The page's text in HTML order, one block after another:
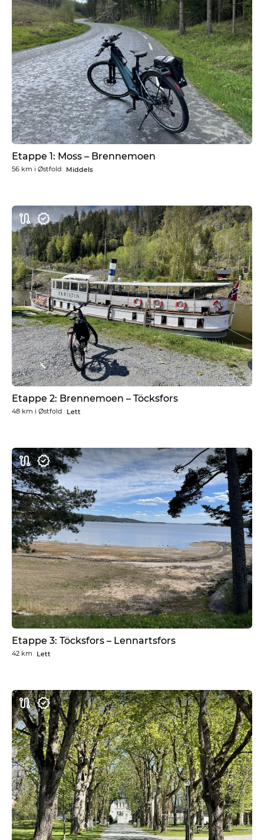
Etappe 1: Moss – Brennemoen
56 km i Østfold Middels
Etappe 2: Brennemoen – Töcksfors
48 km i Østfold Lett
Etappe 3: Töcksfors – Lennartsfors
42 km Lett